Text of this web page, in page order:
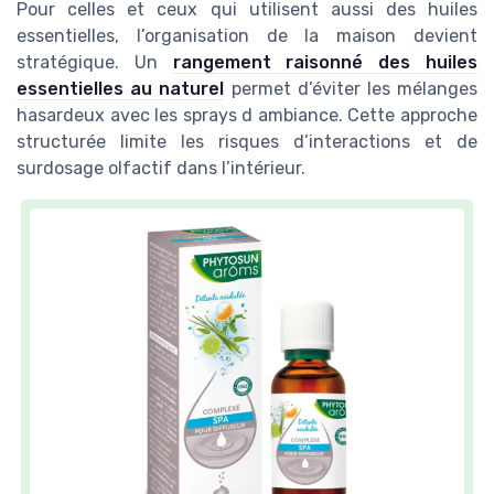
Pour celles et ceux qui utilisent aussi des huiles
essentielles, l’organisation de la maison devient
stratégique. Un rangement raisonné des huiles
essentielles au naturel permet d’éviter les mélanges
hasardeux avec les sprays d ambiance. Cette approche
structurée limite les risques d’interactions et de
surdosage olfactif dans l’intérieur.